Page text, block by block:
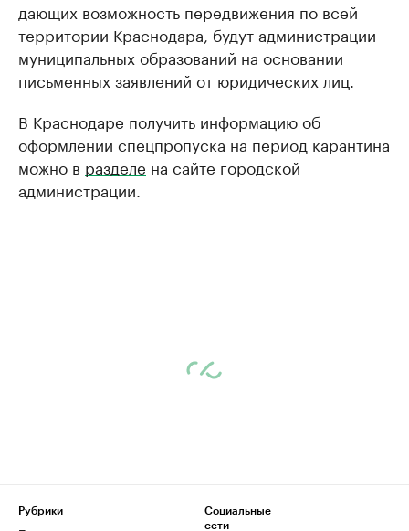
дающих возможность передвижения по всей
территории Краснодара, будут администрации
муниципальных образований на основании
письменных заявлений от юридических лиц.
В Краснодаре получить информацию об
оформлении спецпропуска на период карантина
можно в разделе на сайте городской
администрации.
Рубрики
Социальные
сети